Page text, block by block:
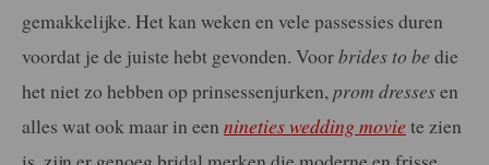
gemakkelijke. Het kan weken en vele passessies duren
voordat je de juiste hebt gevonden. Voorbrides to be die
het niet zo hebben op prinsessenjurken, prom dressesen
alles wat ook maar in een nineties wedding movie te zien